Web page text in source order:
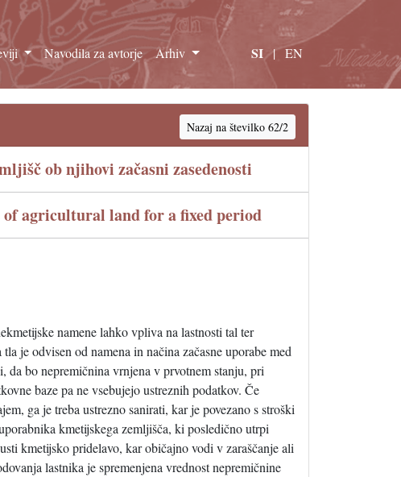
Navodila za avtorje Arhiv SI | EN
Nazaj na številko 62/2
ob njihovi začasni zasedenosti
agricultural land for a fixed period
namene lahko vpliva na lastnosti tal ter
je odvisen od namena in načina začasne uporabe med
bo nepremičnina vrnjena v prvotnem stanju, pri
baze pa ne vsebujejo ustreznih podatkov. Če
ga je treba ustrezno sanirati, kar je povezano s stroški
kmetijskega zemljišča, ki posledično utrpi
kmetijsko pridelavo, kar običajno vodi v zaraščanje ali
lastnika je spremenjena vrednost nepremičnine